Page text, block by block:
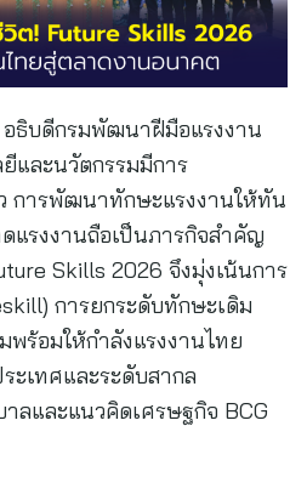
ธิบดีกรมพัฒนาฝีมือแรงงาน
และนวัตกรรมมีการ
การพัฒนาทักษะแรงงานให้ทัน
แรงงานถือเป็นภารกิจสำคัญ
Skills 2026 จึงมุ่งเน้นการ
การยกระดับทักษะเดิม
พร้อมให้กำลังแรงงานไทย
ะเทศและระดับสากล
ลและแนวคิดเศรษฐกิจ BCG